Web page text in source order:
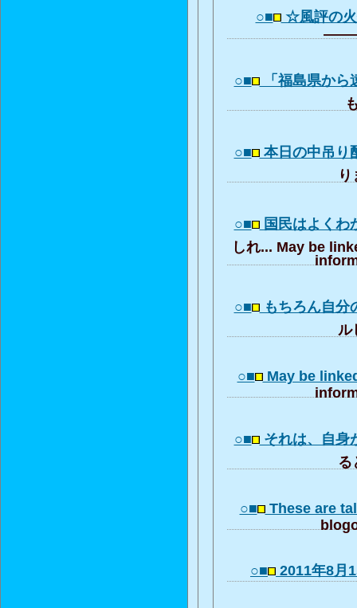
○■ ☆風評の
○■ 「福島県か
○■ 本日の中吊
り
○■ 国民はよく
しれ... May be
○■ もちろん自
ル
○■ May be
○■ それは、自
る
○■ These are
○■ 2011年8月